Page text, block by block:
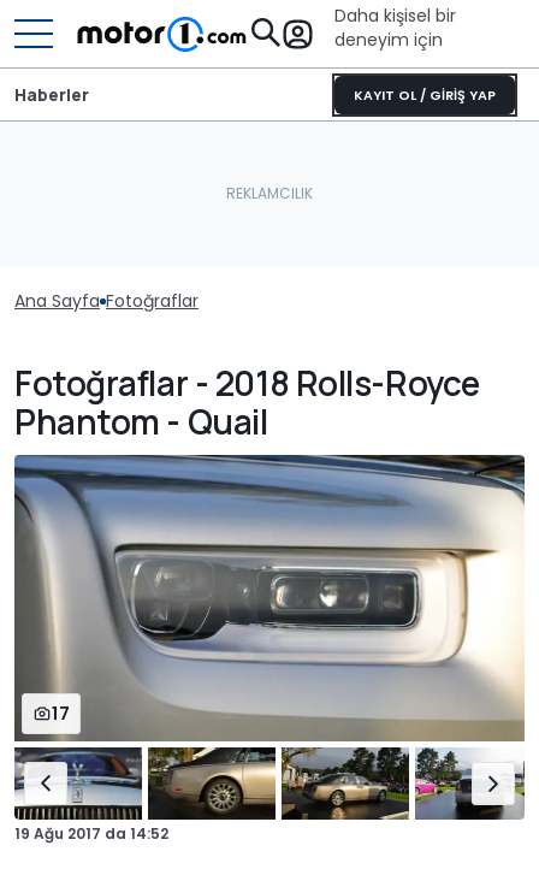
Daha kişisel bir
deneyim için
KAYIT OL / GİRİŞ YAP
Haberler
Ana Sayfa Fotoğraflar
Fotoğraflar - 2018 Rolls-Royce
Phantom - Quail
17
19 Ağu 2017 da 14:52